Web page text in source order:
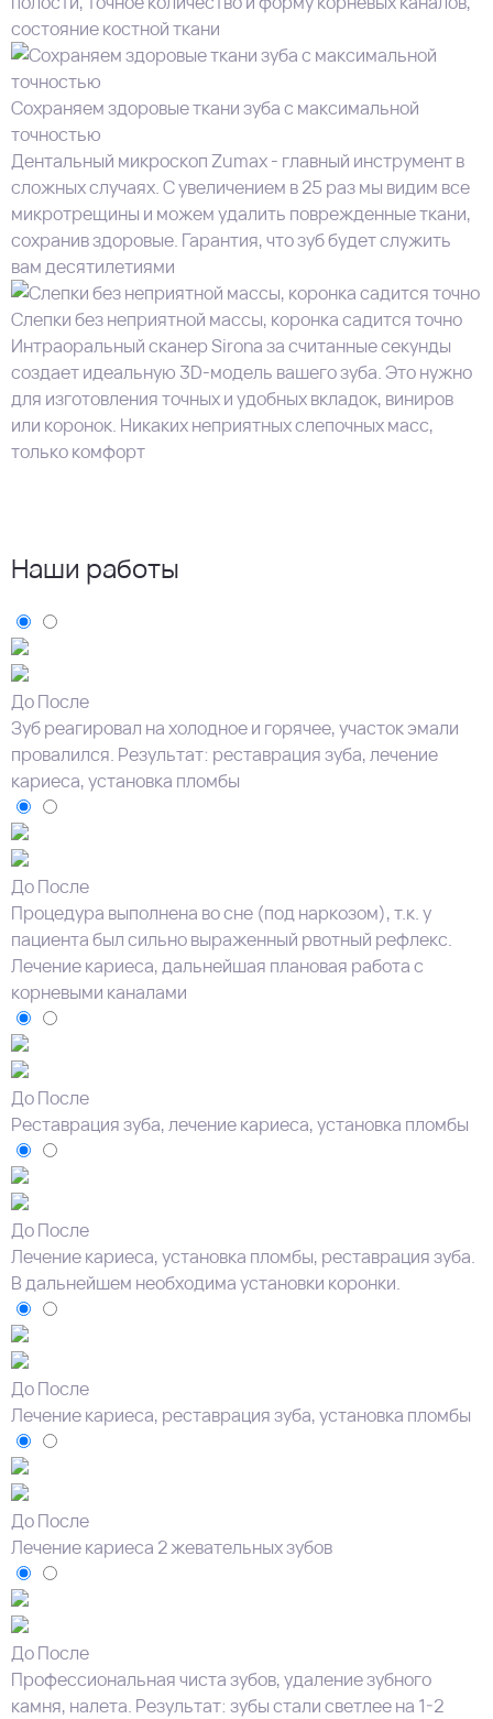
состояние костной ткани
Сохраняем здоровые ткани зуба с максимальной
точностью
Дентальный микроскоп Zumax - главный инструмент в
сложных случаях. С увеличением в 25 раз мы видим все
микротрещины и можем удалить поврежденные ткани,
сохранив здоровые. Гарантия, что зуб будет служить
вам десятилетиями
Слепки без неприятной массы, коронка садится точно
Интраоральный сканер Sirona за считанные секунды
создает идеальную 3D-модель вашего зуба. Это нужно
для изготовления точных и удобных вкладок, виниров
или коронок. Никаких неприятных слепочных масс,
только комфорт
Наши работы
ДоПосле
Зуб реагировал на холодное и горячее, участок эмали
провалился. Результат: реставрация зуба, лечение
кариеса, установка пломбы
ДоПосле
Процедура выполнена во сне (под наркозом), т.к. у
пациента был сильно выраженный рвотный рефлекс.
Лечение кариеса, дальнейшая плановая работа с
корневыми каналами
ДоПосле
Реставрация зуба, лечение кариеса, установка пломбы
ДоПосле
Лечение кариеса, установка пломбы, реставрация зуба.
В дальнейшем необходима установки коронки.
ДоПосле
Лечение кариеса, реставрация зуба, установка пломбы
ДоПосле
Лечение кариеса 2 жевательных зубов
ДоПосле
Профессиональная чиста зубов, удаление зубного
камня, налета. Результат: зубы стали светлее на 1-2